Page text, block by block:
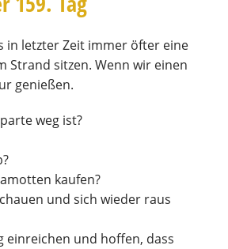
in letzter Zeit immer öfter eine
Strand sitzen. Wenn wir einen
genießen.
weg ist?
kaufen?
und sich wieder raus
einreichen und hoffen, dass